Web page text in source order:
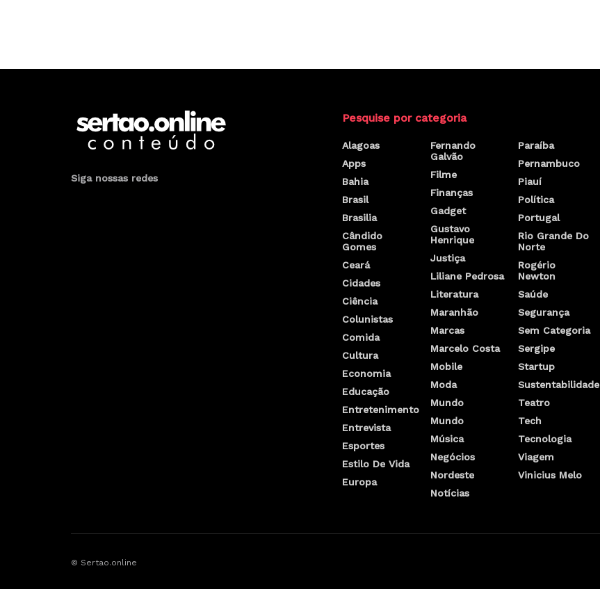
Siga nossas redes
Pesquise por categoria
Alagoas
Apps
Bahia
Brasil
Brasilia
Cândido
Gomes
Ceará
Cidades
Ciência
Colunistas
Comida
Cultura
Economia
Educação
Entretenimento
Entrevista
Esportes
Estilo De Vida
Europa
Fernando
Galvão
Filme
Finanças
Gadget
Gustavo
Henrique
Justiça
Liliane Pedrosa
Literatura
Maranhão
Marcas
Marcelo Costa
Mobile
Moda
Mundo
Mundo
Música
Negócios
Nordeste
Notícias
Paraíba
Pernambuco
Piauí
Política
Portugal
Rio Grande Do
Norte
Rogério
Newton
Saúde
Segurança
Sem Categoria
Sergipe
Startup
Sustentabilidade
Teatro
Tech
Tecnologia
Viagem
Vinicius Melo
© Sertao.online